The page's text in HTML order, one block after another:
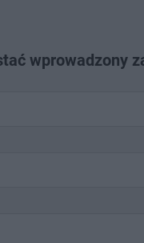
wprowadzony